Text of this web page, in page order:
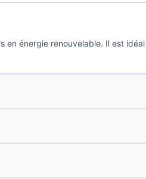
énergie renouvelable. Il est